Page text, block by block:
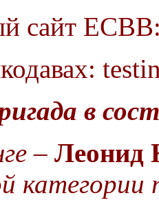
сайт
в
– Леонид
категории